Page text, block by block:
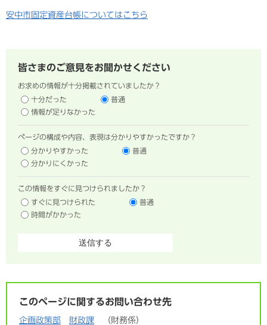
安中市固定資産台帳についてはこちら
皆さまのご意見をお聞かせください
お求めの情報が十分掲載されていましたか？
十分だった
普通
情報が足りなかった
ページの構成や内容、表現は分かりやすかったですか？
分かりやすかった
普通
分かりにくかった
この情報をすぐに見つけられましたか？
すぐに見つけられた
普通
時間がかかった
このページに関するお問い合わせ先
企画政策部 財政課
財務係